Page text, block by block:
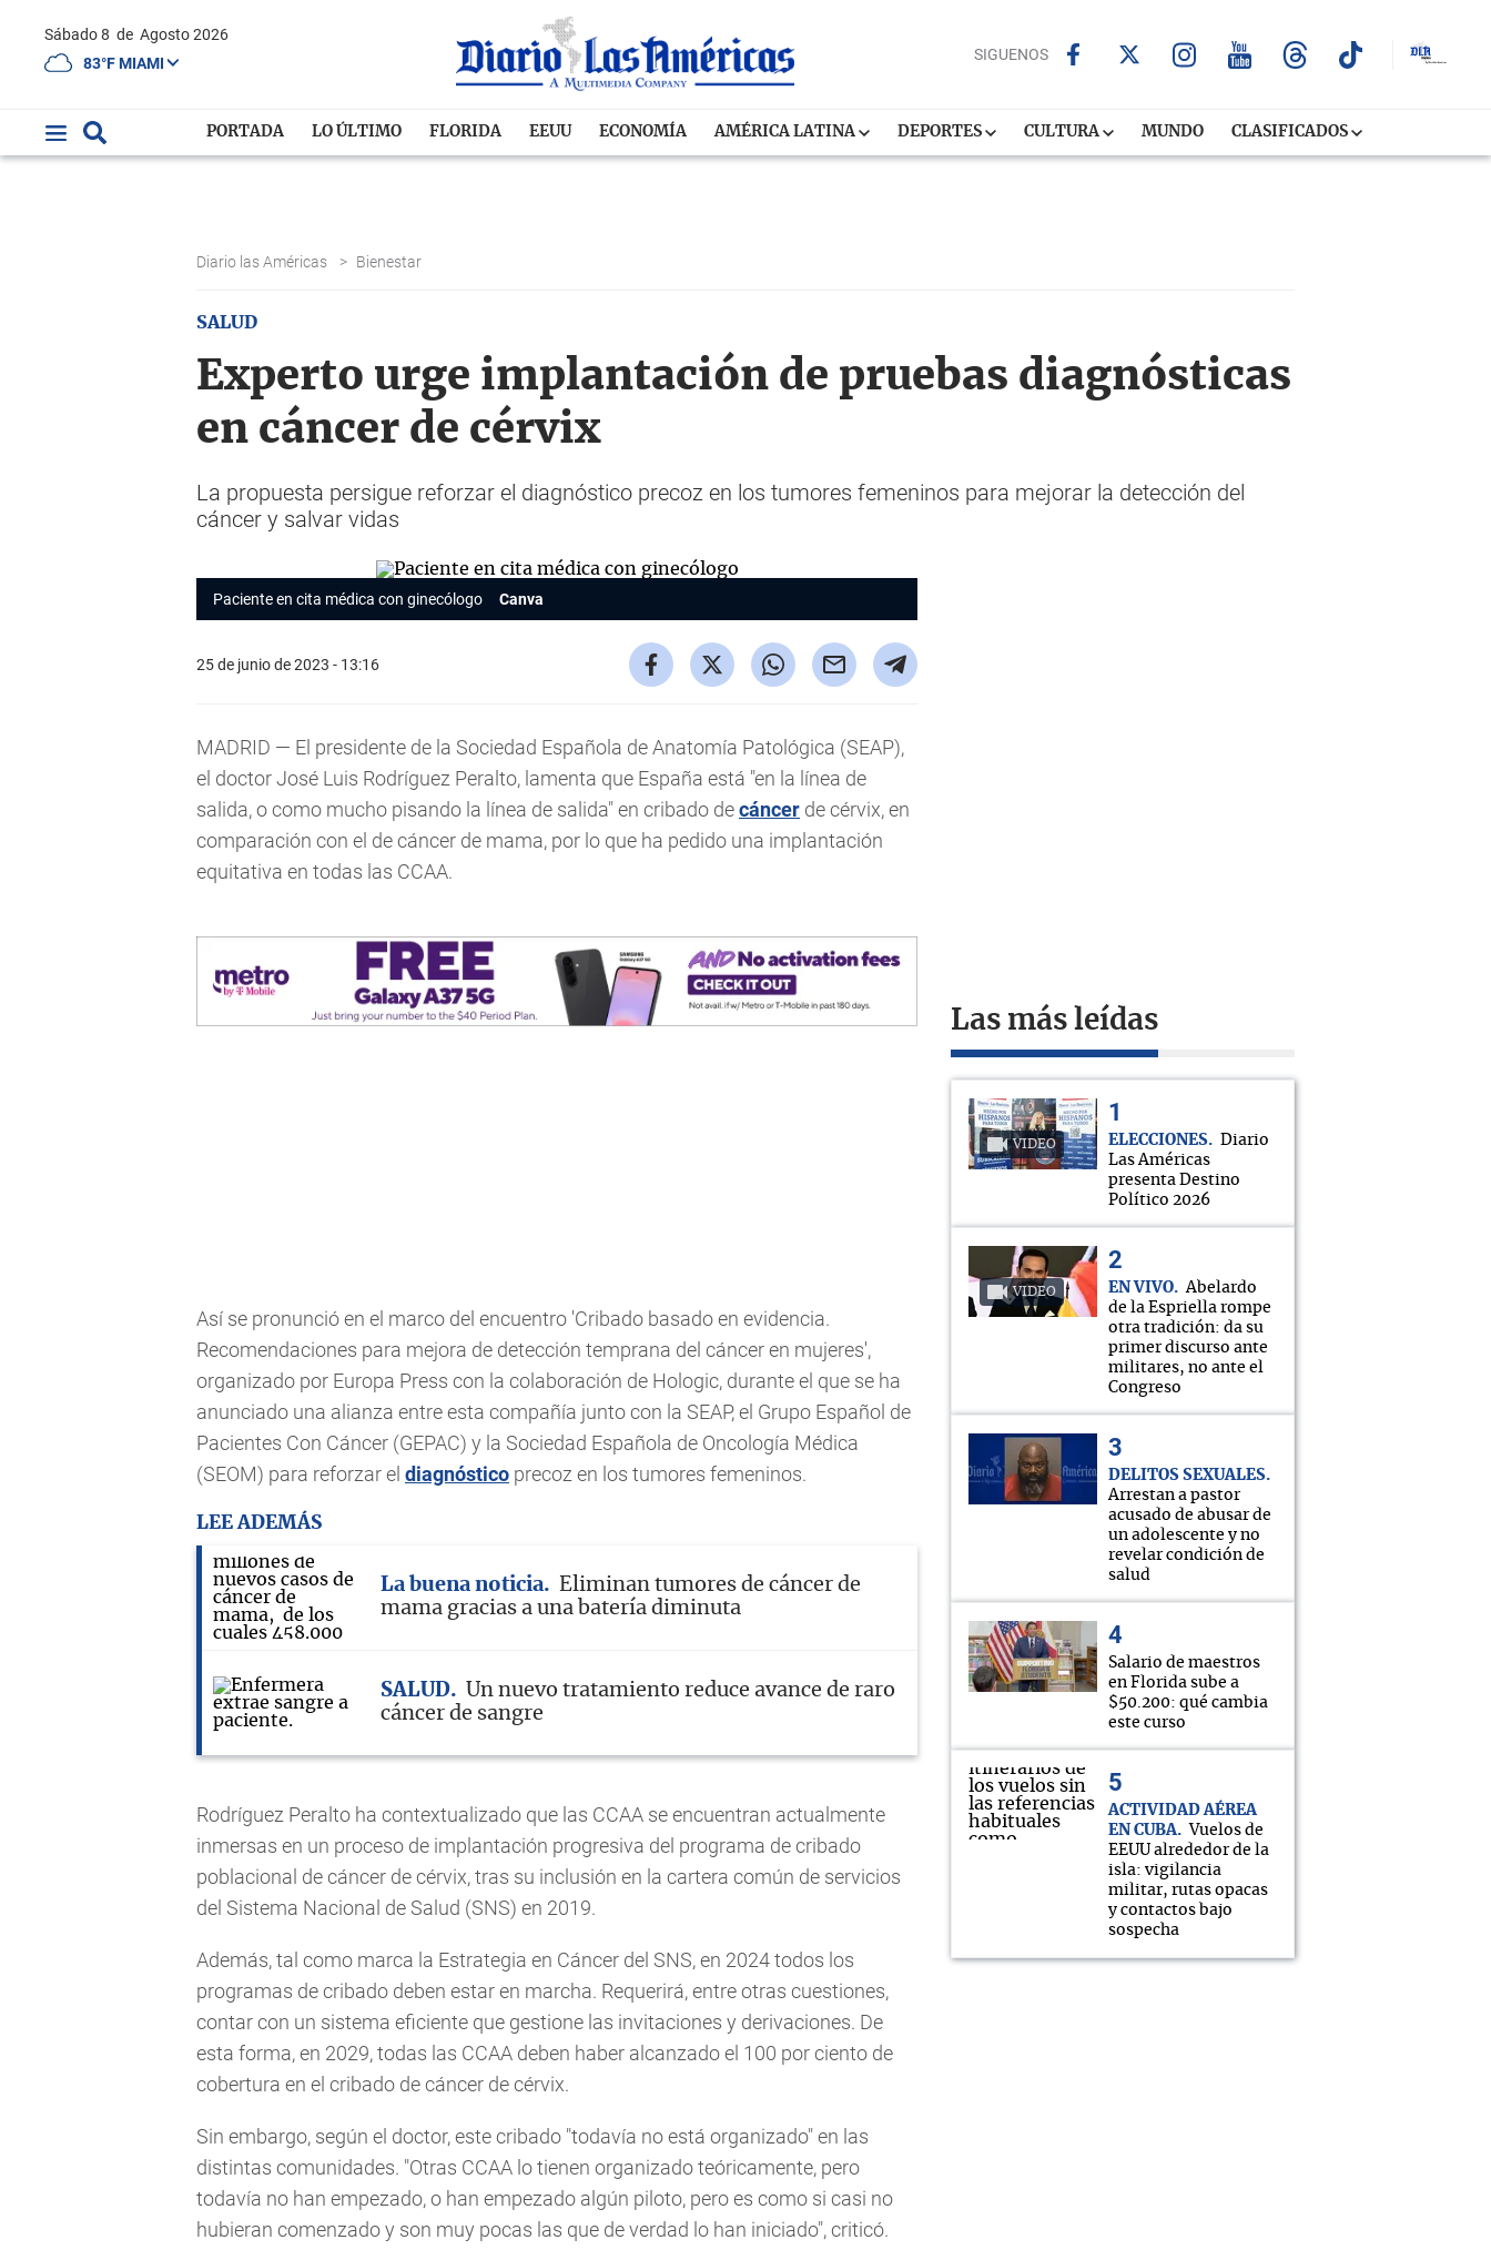
Sábado 8 de Agosto 2026
83°F MIAMI
SIGUENOS
PORTADA LO ÚLTIMO FLORIDA EEUU ECONOMÍA AMÉRICA LATINA DEPORTES CULTURA MUNDO CLASIFICADOS
Diario las Américas > Bienestar
SALUD
Experto urge implantación de pruebas diagnósticas
en cáncer de cérvix
La propuesta persigue reforzar el diagnóstico precoz en los tumores femeninos para mejorar la detección del
cáncer y salvar vidas
Paciente en cita médica con ginecólogo Canva
25 de junio de 2023 - 13:16
MADRID — El presidente de la Sociedad Española de Anatomía Patológica (SEAP),
el doctor José Luis Rodríguez Peralto, lamenta que España está "en la línea de
salida, o como mucho pisando la línea de salida" en cribado decáncer de cérvix, en
comparación con el de cáncer de mama, por lo que ha pedido una implantación
equitativa en todas las CCAA.
Así se pronunció en el marco del encuentro 'Cribado basado en evidencia.
Recomendaciones para mejora de detección temprana del cáncer en mujeres',
organizado por Europa Press con la colaboración de Hologic, durante el que se ha
anunciado una alianza entre esta compañía junto con la SEAP, el Grupo Español de
Pacientes Con Cáncer (GEPAC) y la Sociedad Española de Oncología Médica
(SEOM) para reforzar el diagnóstico precoz en los tumores femeninos.
LEE ADEMÁS
La buena noticia
Eliminan tumores de cáncer de
mama gracias a una batería diminuta
SALUD
Un nuevo tratamiento reduce avance de raro
cáncer de sangre
Rodríguez Peralto ha contextualizado que las CCAA se encuentran actualmente
inmersas en un proceso de implantación progresiva del programa de cribado
poblacional de cáncer de cérvix, tras su inclusión en la cartera común de servicios
del Sistema Nacional de Salud (SNS) en 2019.
Además, tal como marca la Estrategia en Cáncer del SNS, en 2024 todos los
programas de cribado deben estar en marcha. Requerirá, entre otras cuestiones,
contar con un sistema eficiente que gestione las invitaciones y derivaciones. De
esta forma, en 2029, todas las CCAA deben haber alcanzado el 100 por ciento de
cobertura en el cribado de cáncer de cérvix.
Sin embargo, según el doctor, este cribado "todavía no está organizado" en las
distintas comunidades. "Otras CCAA lo tienen organizado teóricamente, pero
todavía no han empezado, o han empezado algún piloto, pero es como si casi no
hubieran comenzado y son muy pocas las que de verdad lo han iniciado", criticó.
Las más leídas
VIDEO ELECCIONES
Diario
Las Américas
presenta Destino
Político 2026
VIDEO EN VIVO
Abelardo
de la Espriella rompe
otra tradición: da su
primer discurso ante
militares, no ante el
Congreso
DELITOS SEXUALES
Arrestan a pastor
acusado de abusar de
un adolescente y no
revelar condición de
salud
Salario de maestros
en Florida sube a
$50.200: qué cambia
este curso
ACTIVIDAD AÉREA
EN CUBA
Vuelos de
EEUU alrededor de la
isla: vigilancia
militar, rutas opacas
y contactos bajo
sospecha